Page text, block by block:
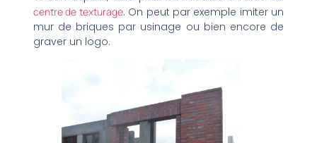
centre de texturage. On peut par exemple imiter un
mur de briques par usinage ou bien encore de
graver un logo.